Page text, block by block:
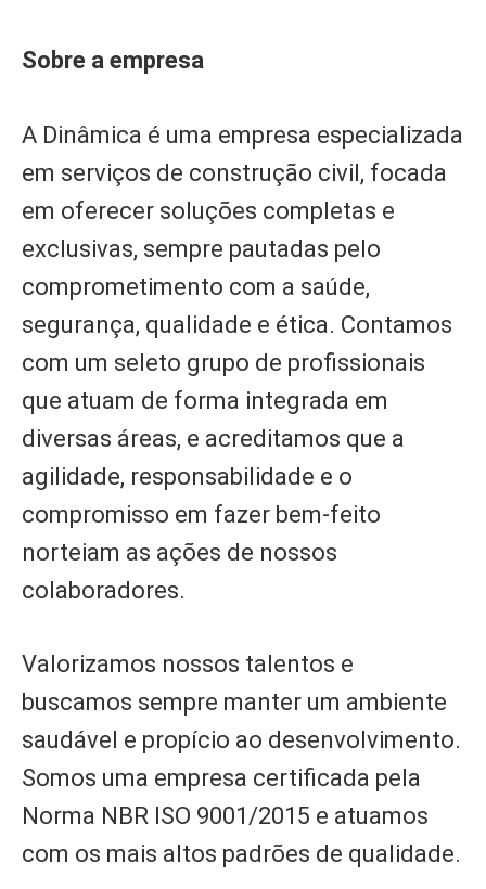
Sobre a empresa
A Dinâmica é uma empresa especializada
em serviços de construção civil, focada
em oferecer soluções completas e
exclusivas, sempre pautadas pelo
comprometimento com a saúde,
segurança, qualidade e ética. Contamos
com um seleto grupo de profissionais
que atuam de forma integrada em
diversas áreas, e acreditamos que a
agilidade, responsabilidade e o
compromisso em fazer bem-feito
norteiam as ações de nossos
colaboradores.
Valorizamos nossos talentos e
buscamos sempre manter um ambiente
saudável e propício ao desenvolvimento.
Somos uma empresa certificada pela
Norma NBR ISO 9001/2015 e atuamos
com os mais altos padrões de qualidade.